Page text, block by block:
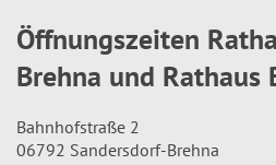
Öffnungszeiten
Brehna und Rathaus
Bahnhofstraße 2
06792 Sandersdorf-Brehna